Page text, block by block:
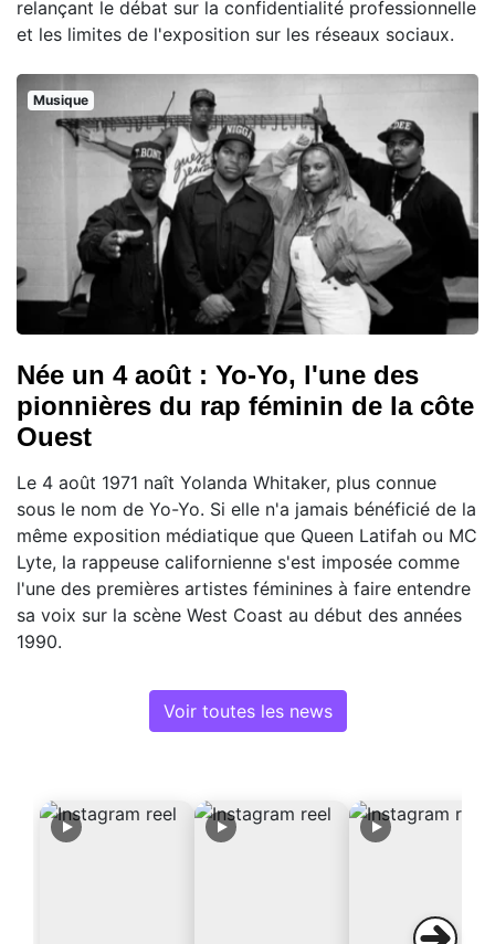
relançant le débat sur la confidentialité professionnelle
et les limites de l'exposition sur les réseaux sociaux.
Musique
Née un 4 août : Yo-Yo, l'une des
pionnières du rap féminin de la côte
Ouest
Le 4 août 1971 naît Yolanda Whitaker, plus connue
sous le nom de Yo-Yo. Si elle n'a jamais bénéficié de la
même exposition médiatique que Queen Latifah ou MC
Lyte, la rappeuse californienne s'est imposée comme
l'une des premières artistes féminines à faire entendre
sa voix sur la scène West Coast au début des années
1990.
Voir toutes les news